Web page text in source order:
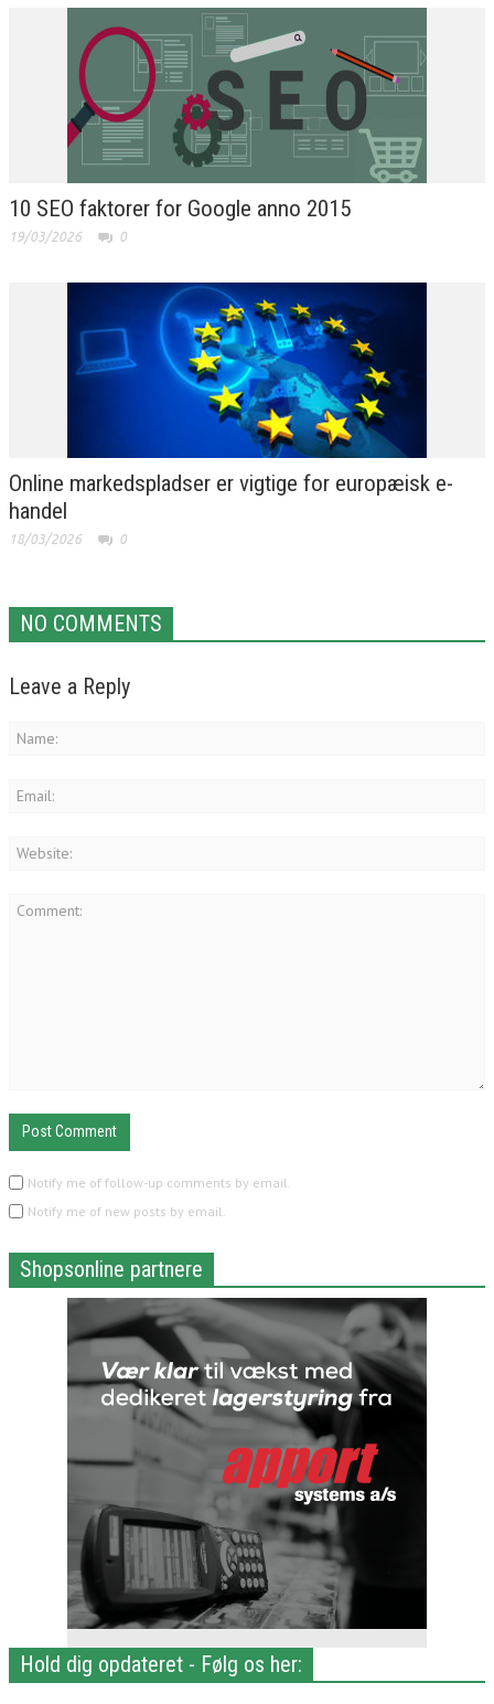
10 SEO faktorer for Google anno 2015
19/03/2026 0
Online markedspladser er vigtige for europæisk e-
handel
18/03/2026 0
NO COMMENTS
Leave a Reply
Notify me of follow-up comments by email.
Notify me of new posts by email.
Shopsonline partnere
Hold dig opdateret - Følg os her: